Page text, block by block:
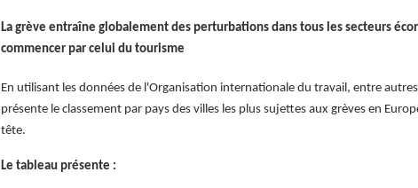
La grève entraîne globalement des perturbations dans tous les secteurs
commencer par celui du tourisme
En utilisant les données de l'Organisation internationale du travail, entre
présente le classement par pays des villes les plus sujettes aux grèves en
tête.
Le tableau présente :